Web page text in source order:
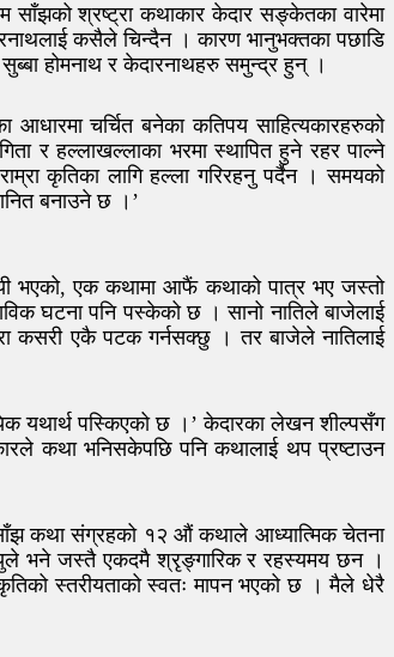
साँझको श्रष्ट्रा कथाकार केदार सङ्केतका वारेमा
कसैले चिन्दैन । कारण भानुभक्तका पछाडि
होमनाथ र केदारनाथहरु समुन्द्र हुन् ।
चर्चित बनेका कतिपय साहित्यकारहरुको
र हल्लाखल्लाका भरमा स्थापित हुने रहर पाल्ने
कृतिका लागि हल्ला गरिरहनु पर्दैन । समयको
बनाउने छ ।’
भएको, एक कथामा आफैं कथाको पात्र भए जस्तो
घटना पनि पस्केको छ । सानो नातिले बाजेलाई
कसरी एकै पटक गर्नसक्छु । तर बाजेले नातिलाई
यथार्थ पस्किएको छ ।’ केदारका लेखन शील्पसँग
कथा भनिसकेपछि पनि कथालाई थप प्रष्टाउन
साँझ कथा संग्रहको १२ औं कथाले आध्यात्मिक चेतना
भने जस्तै एकदमै श्रृङ्गारिक र रहस्यमय छन ।
स्तरीयताको स्वतः मापन भएको छ । मैले धेरै